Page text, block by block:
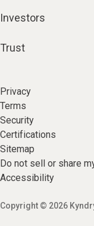
Investors
Trust
Privacy
Terms
Security
Certifications
Sitemap
Do not sell or share
Accessibility
Copyright © 2026